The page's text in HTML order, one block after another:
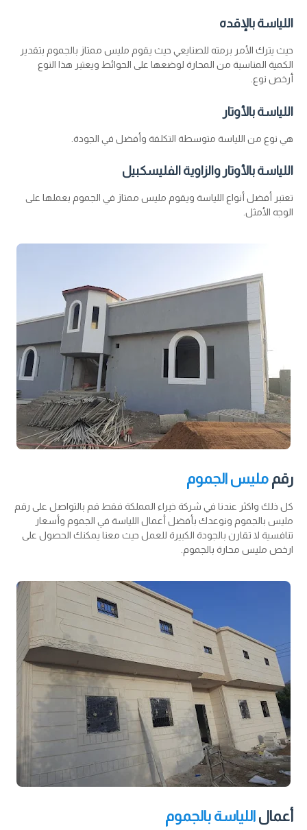
اللياسة بالإقده
حيث يترك الأمر برمته للصنايعي حيث يقوم مليس ممتاز بالجموم بتقدير
الكمية المناسبة من المحارة لوضعها على الحوائط ويعتبر هذا النوع
أرخص نوع.
اللياسة بالأوتار
هي نوع من اللياسة متوسطة التكلفة وأفضل في الجودة.
اللياسة بالأوتار والزاوية الفليسكبيل
تعتبر أفضل أنواع اللياسة ويقوم مليس ممتاز في الجموم بعملها على
الوجه الأمثل.
رقم مليس الجموم
كل ذلك واكثر عندنا في شركة خبراء المملكة فقط قم بالتواصل على رقم
مليس بالجموم ونوعدك بأفضل أعمال اللياسة في الجموم وأسعار
تنافسية لا تقارن بالجودة الكبيرة للعمل حيث معنا يمكنك الحصول على
ارخص مليس محارة بالجموم.
أعمال اللياسة بالجموم